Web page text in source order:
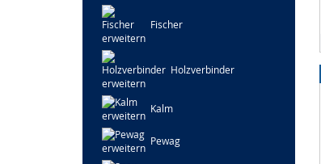
Fischer
Holzverbinder
Kalm
Pewag